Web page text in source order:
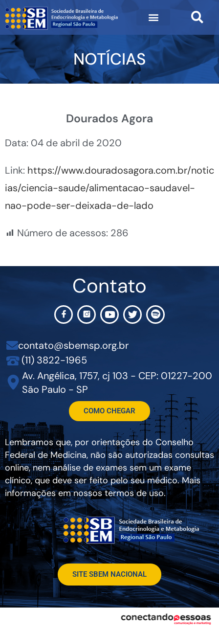
NOTÍCIAS
Dourados Agora
Data: 04 de abril de 2020
Link: https://www.douradosagora.com.br/notic
ias/ciencia-saude/alimentacao-saudavel-
nao-pode-ser-deixada-de-lado
Número de acessos: 286
Contato
contato@sbemsp.org.br
(11) 3822-1965
Av. Angélica, 1757, cj 103 - CEP: 01227-200
São Paulo - SP
COMO CHEGAR
Lembramos que, por orientações do Conselho
Federal de Medicina, não são autorizadas consultas
online, nem análise de exames sem um exame
clínico, que deve ser feito pelo seu médico. Mais
informações em nossos termos de uso.
SITE SBEM NACIONAL